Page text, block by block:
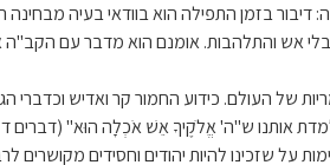
דיבור בזמן התפילה הוא בוודאי בעיה מבחינה
אש והתלהבות. אומנם הוא מדבר עם
של העולם. כידוע החמור קר ואדיש וכדברי
אותנו ש"ה' אֱלֹקֶיךָ אֵשׁ אֹכְלָה הוּא" (דברים
על שזכינו להיות יהודים וחסידים מקושרים